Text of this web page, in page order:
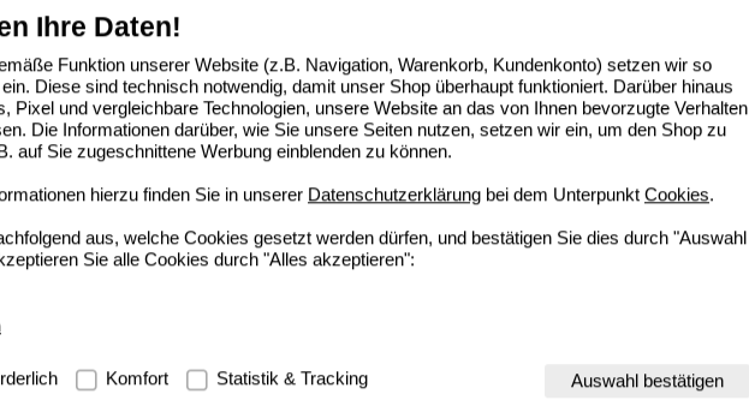
Ihre Daten!
Funktion unserer Website (z.B. Navigation, Warenkorb, Kundenkonto) setzen wir so
Diese sind technisch notwendig, damit unser Shop überhaupt funktioniert. Darüber hinaus
Pixel und vergleichbare Technologien, unsere Website an das von Ihnen bevorzugte Verhalten
Die Informationen darüber, wie Sie unsere Seiten nutzen, setzen wir ein, um den Shop zu
auf Sie zugeschnittene Werbung einblenden zu können.
hierzu finden Sie in unserer Datenschutzerklärung bei dem Unterpunkt Cookies.
aus, welche Cookies gesetzt werden dürfen, und bestätigen Sie dies durch "Auswahl
Sie alle Cookies durch "Alles akzeptieren":
Hierbei handelt es sich um Cookies, die für die Grundfunktionen unserer Website
Navigation, Warenkorb, Kundenkonto), weshalb auf diese nicht verzichtet werden kann.
Komfort Statistik & Tracking Auswahl bestätigen